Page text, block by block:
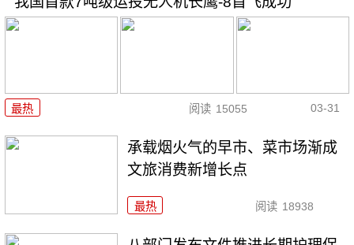
最热 阅读 15055 03-31
承载烟火气的早市、菜市场渐成
文旅消费新增长点
最热 阅读 18938